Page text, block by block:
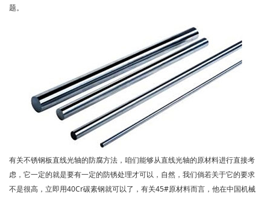
题。
有关不锈钢板直线光轴的防腐方法，咱们能够从直线光轴的原材料进行直接考
虑，它一定的就是要有一定的防锈处理才可以，自然，我们倘若关于它的要求
不是很高，立即用40Cr碳素钢就可以了，有关45#原材料而言，他在中国机械